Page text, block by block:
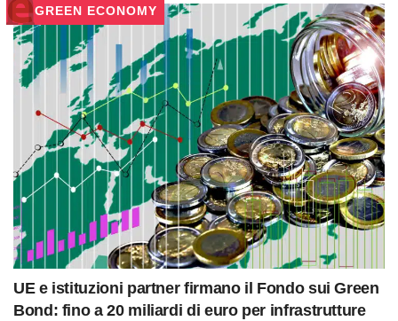
GREEN ECONOMY
UE e istituzioni partner firmano il Fondo sui Green
Bond: fino a 20 miliardi di euro per infrastrutture